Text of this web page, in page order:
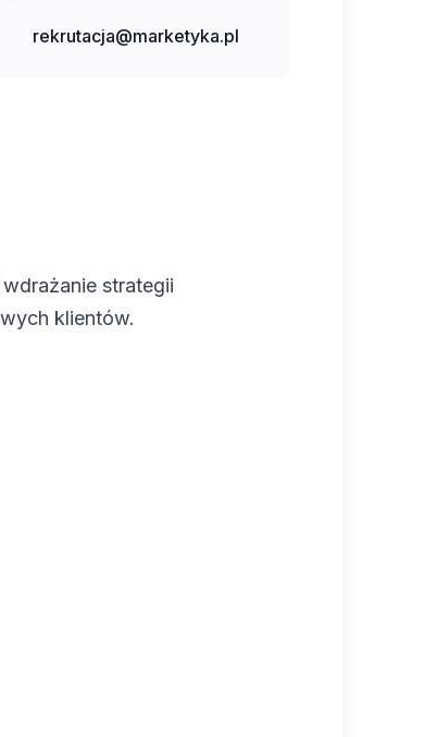
rekrutacja@marketyka.pl
strategii
klientów.